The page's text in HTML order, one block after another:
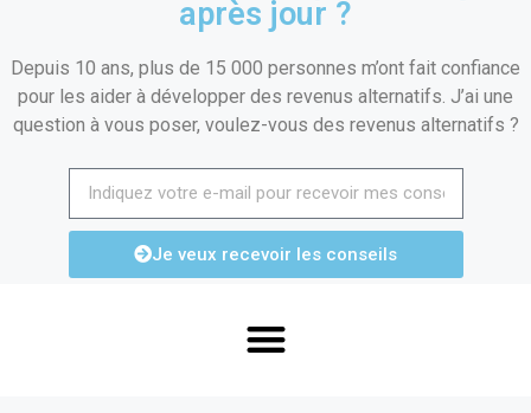
après jour ?
Depuis 10 ans, plus de 15 000 personnes m’ont fait confiance
pour les aider à développer des revenus alternatifs. J’ai une
question à vous poser, voulez-vous des revenus alternatifs ?
Je veux recevoir les conseils